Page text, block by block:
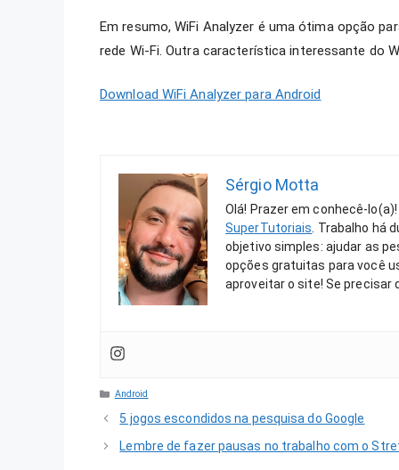
Em resumo, WiFi Analyzer é uma ótima opção
rede Wi-Fi. Outra característica interessante do
Download WiFi Analyzer para Android
Sérgio Motta
Olá! Prazer em conhecê-
SuperTutoriais . Trabalho há
objetivo simples: ajudar as
opções gratuitas para você
aproveitar o site! Se precisar
Categorias
Android
5 jogos escondidos na pesquisa do Google
Lembre de fazer pausas no trabalho com o